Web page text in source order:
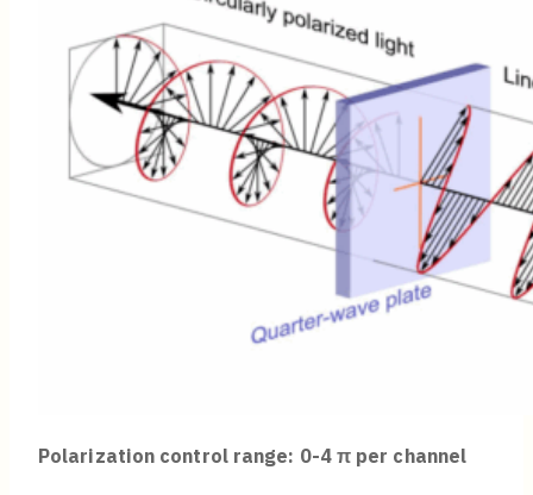
Polarization control range: 0-4 πper channel